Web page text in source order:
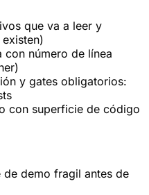
que va a leer y
con número de línea
y gates obligatorios:
con superficie de código
demo fragil antes de